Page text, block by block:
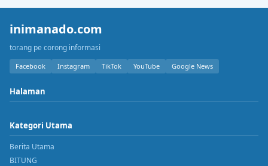
inimanado.com
torang pe corong informasi
Facebook Instagram TikTok YouTube Google News
Halaman
Kategori Utama
Berita Utama
BITUNG